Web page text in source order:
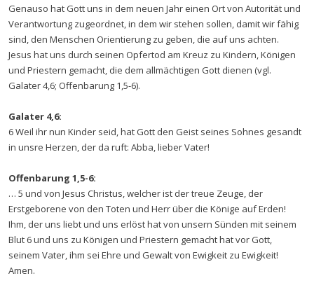
Genauso hat Gott uns in dem neuen Jahr einen Ort von Autorität und
Verantwortung zugeordnet, in dem wir stehen sollen, damit wir fähig
sind, den Menschen Orientierung zu geben, die auf uns achten.
Jesus hat uns durch seinen Opfertod am Kreuz zu Kindern, Königen
und Priestern gemacht, die dem allmächtigen Gott dienen (vgl.
Galater 4,6; Offenbarung 1,5-6).
Galater 4,6:
6 Weil ihr nun Kinder seid, hat Gott den Geist seines Sohnes gesandt
in unsre Herzen, der da ruft: Abba, lieber Vater!
Offenbarung 1,5-6:
… 5 und von Jesus Christus, welcher ist der treue Zeuge, der
Erstgeborene von den Toten und Herr über die Könige auf Erden!
Ihm, der uns liebt und uns erlöst hat von unsern Sünden mit seinem
Blut 6 und uns zu Königen und Priestern gemacht hat vor Gott,
seinem Vater, ihm sei Ehre und Gewalt von Ewigkeit zu Ewigkeit!
Amen.